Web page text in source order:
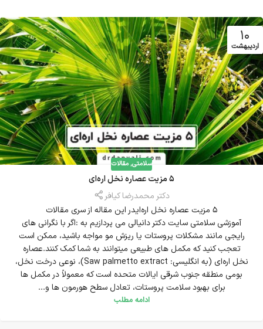
10
اردیبهشت
سلامتی,مقالات
5 مزیت عصاره نخل اره‌ای
دکتر محمدرضا کیافر
5 مزیت عصاره نخل اره‌ایدر این مقاله از سری مقالات
آموزشی سلامتی سایت دکتر دانیالی می پردازیم به :اگر با نگرانی های
رایجی مانند مشکلات پروستات یا ریزش مو مواجه باشید، ممکن است
تعجب کنید که مکمل های طبیعی میتوانند به شما کمک کنند.عصاره
نخل اره‌ای (به انگلیسی: Saw palmetto extract)، نوعی درخت نخل،
بومی منطقه جنوب شرقی ایالات متحده است که معمولاً در مکمل ها
برای بهبود سلامت پروستات، تعادل سطح هورمون ها و...
ادامه مطلب